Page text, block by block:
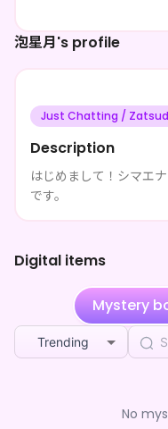
泡星月's profile
Just Chatting /
Description
はじめまして！シマエ
です。
Digital items
Mystery
Trending
No